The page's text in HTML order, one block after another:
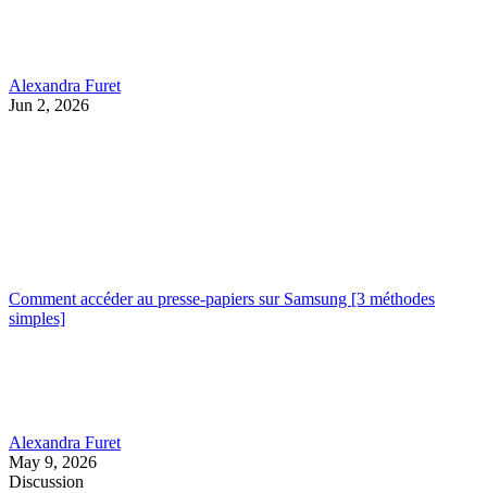
Alexandra Furet
Jun 2, 2026
Comment accéder au presse-papiers sur Samsung [3 méthodes
simples]
Alexandra Furet
May 9, 2026
Discussion